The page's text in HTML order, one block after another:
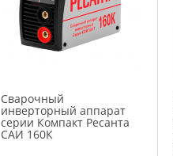
Сварочный
инверторный аппарат
серии Компакт Ресанта
САИ 160К